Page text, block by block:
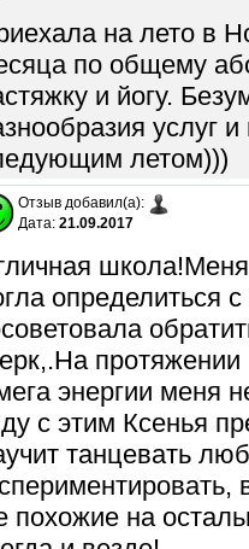
на лето в
по общему
и йогу.
услуг
летом)))
Отзыв добавил(а):
Дата: 21.09.2017
школа!Меня
определиться
энергии меня
с этим Ксенья
танцевать
похожие на